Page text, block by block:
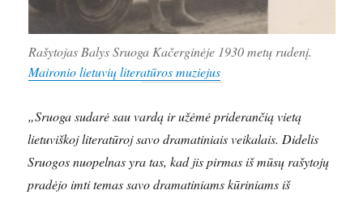
Rašytojas Balys Sruoga Kačerginėje 1930 metų rudenį.
Maironio lietuvių literatūros muziejus
„Sruoga sudarė sau vardą ir užėmė priderančią vietą
lietuviškoj literatūroj savo dramatiniais veikalais. Didelis
Sruogos nuopelnas yra tas, kad jis pirmas iš mūsų rašytojų
pradėjo imti temas savo dramatiniams kūriniams iš